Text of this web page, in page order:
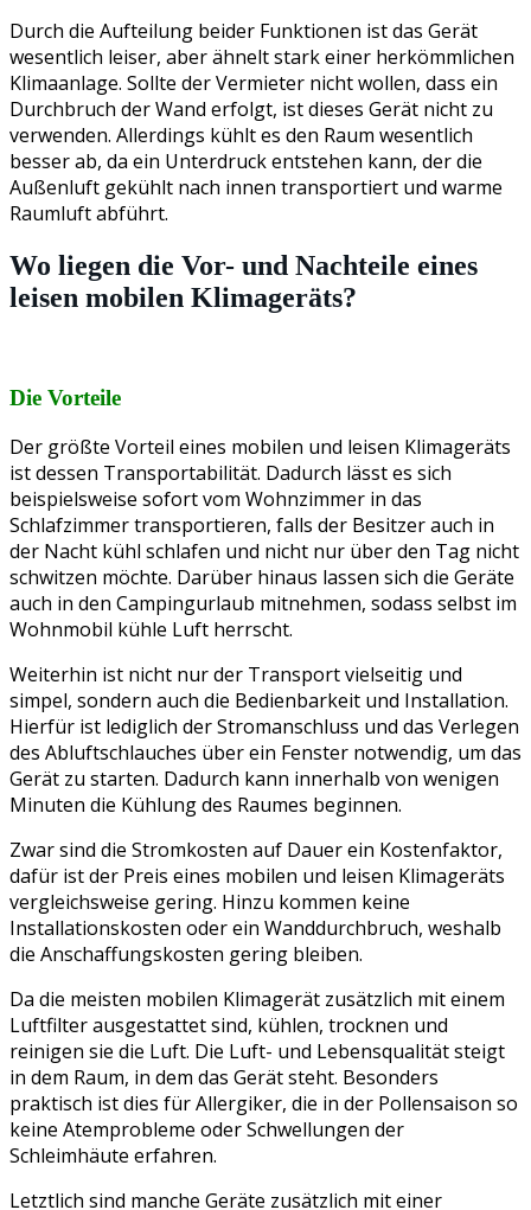
Durch die Aufteilung beider Funktionen ist das Gerät
wesentlich leiser, aber ähnelt stark einer herkömmlichen
Klimaanlage. Sollte der Vermieter nicht wollen, dass ein
Durchbruch der Wand erfolgt, ist dieses Gerät nicht zu
verwenden. Allerdings kühlt es den Raum wesentlich
besser ab, da ein Unterdruck entstehen kann, der die
Außenluft gekühlt nach innen transportiert und warme
Raumluft abführt.
Wo liegen die Vor- und Nachteile eines
leisen mobilen Klimageräts?
Die Vorteile
Der größte Vorteil eines mobilen und leisen Klimageräts
ist dessen Transportabilität. Dadurch lässt es sich
beispielsweise sofort vom Wohnzimmer in das
Schlafzimmer transportieren, falls der Besitzer auch in
der Nacht kühl schlafen und nicht nur über den Tag nicht
schwitzen möchte. Darüber hinaus lassen sich die Geräte
auch in den Campingurlaub mitnehmen, sodass selbst im
Wohnmobil kühle Luft herrscht.
Weiterhin ist nicht nur der Transport vielseitig und
simpel, sondern auch die Bedienbarkeit und Installation.
Hierfür ist lediglich der Stromanschluss und das Verlegen
des Abluftschlauches über ein Fenster notwendig, um das
Gerät zu starten. Dadurch kann innerhalb von wenigen
Minuten die Kühlung des Raumes beginnen.
Zwar sind die Stromkosten auf Dauer ein Kostenfaktor,
dafür ist der Preis eines mobilen und leisen Klimageräts
vergleichsweise gering. Hinzu kommen keine
Installationskosten oder ein Wanddurchbruch, weshalb
die Anschaffungskosten gering bleiben.
Da die meisten mobilen Klimagerät zusätzlich mit einem
Luftfilter ausgestattet sind, kühlen, trocknen und
reinigen sie die Luft. Die Luft- und Lebensqualität steigt
in dem Raum, in dem das Gerät steht. Besonders
praktisch ist dies für Allergiker, die in der Pollensaison so
keine Atemprobleme oder Schwellungen der
Schleimhäute erfahren.
Letztlich sind manche Geräte zusätzlich mit einer